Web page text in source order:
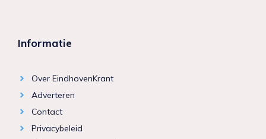
Informatie
Over EindhovenKrant
Adverteren
Contact
Privacybeleid